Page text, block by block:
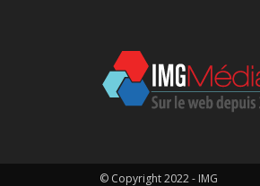
© Copyright 2022 - IMG